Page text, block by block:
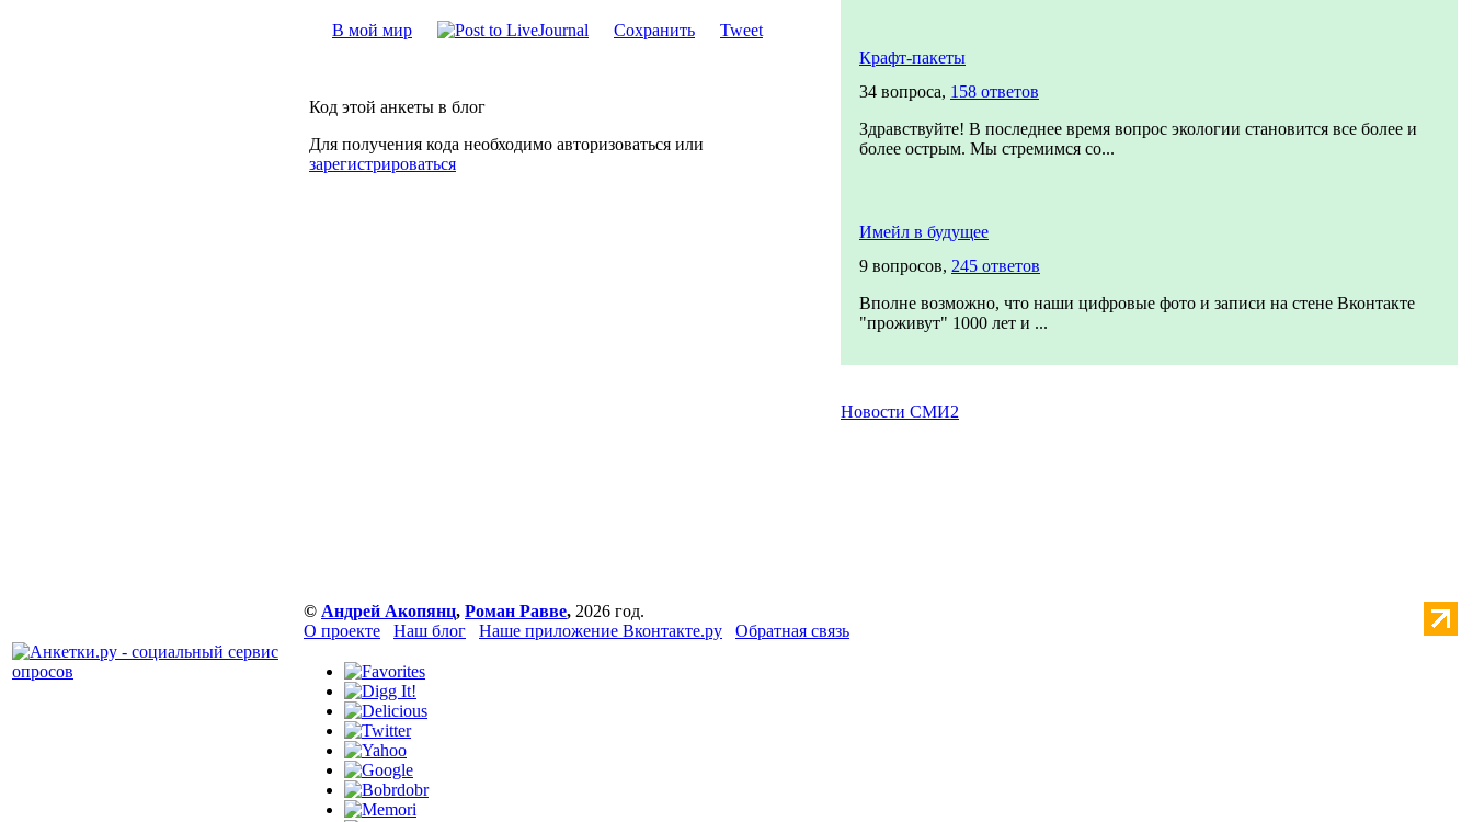
В мой мир Сохранить Tweet
Код этой анкеты в блог
Для получения кода необходимо авторизоваться или
зарегистрироваться
Крафт-пакеты
34 вопроса, 158 ответов
Здравствуйте! В последнее время вопрос экологии становится все более и
более острым. Мы стремимся со...
Имейл в будущее
9 вопросов, 245 ответов
Вполне возможно, что наши цифровые фото и записи на стене Вконтакте
"проживут" 1000 лет и ...
Новости СМИ2
© Андрей Акопянц, Роман Равве, 2026 год.
О проекте
Наш блог Наше приложение Вконтакте.ру Обратная связь